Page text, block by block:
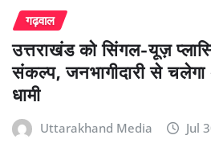
गढ़वाल
उत्तराखंड को सिंगल-यूज़
संकल्प, जनभागीदारी से
धामी
Uttarakhand Media Jul